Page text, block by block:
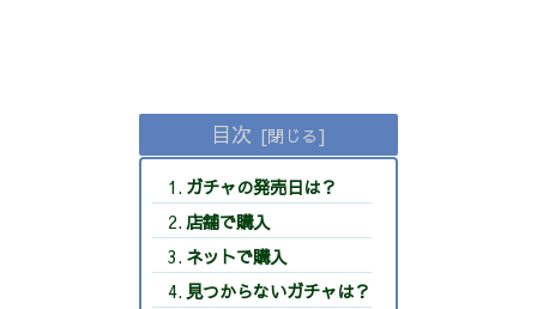
目次
ガチャの発売日は？
店舗で購入
ネットで購入
見つからないガチャは？